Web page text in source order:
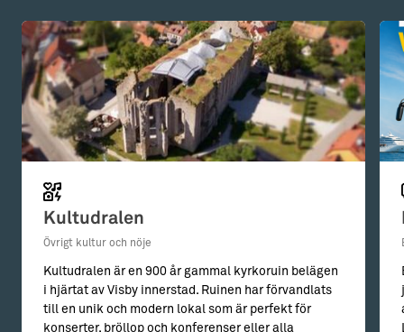
Kultudralen
Övrigt kultur och nöje
Kultudralen är en 900 år gammal kyrkoruin belägen
i hjärtat av Visby innerstad. Ruinen har förvandlats
till en unik och modern lokal som är perfekt för
konserter, bröllop och konferenser eller alla